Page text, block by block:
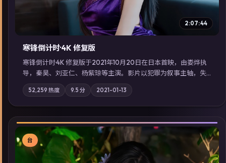
2:07:44
寒锋倒计时·4K 修复版
寒锋倒计时·4K 修复版于2021年10月20日在日本首映，由娄烨执
导，秦昊、刘亚仁、杨紫琼等主演。影片以犯罪为叙事主轴，失
踪人口档案牵出跨国灰色产业链；摄影与配乐强化地域气质；站
内亦可通过「国产免费观看高清电视剧在线看」延展检索同类型
高分佳作，畅享高清在线追剧体验。
52,259 热度 9.5 分 2021-01-13
台